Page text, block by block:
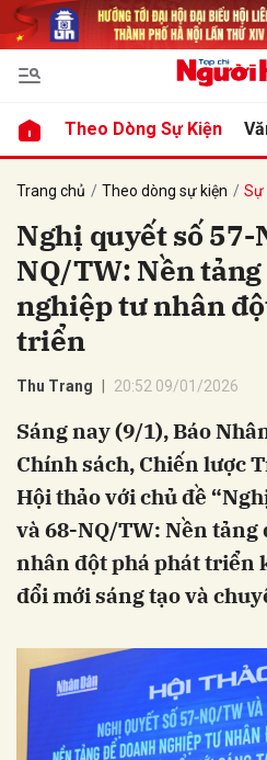
Theo Dòng Sự Kiện
Trang chủ Theo dòng sự kiện Sự
Nghị quyết số 57-
NQ/TW: Nền
nghiệp tư nhân
triển
Thu Trang 20:52 09/01/2026
Sáng nay (9/1), Báo
Chính sách, Chiến lược
Hội thảo với chủ đề
và 68-NQ/TW: Nền
nhân đột phá phát triển
đổi mới sáng tạo và
luận